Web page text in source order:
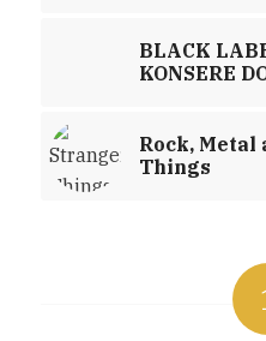
BLACK
KONSERE
Rock, Metal
Things